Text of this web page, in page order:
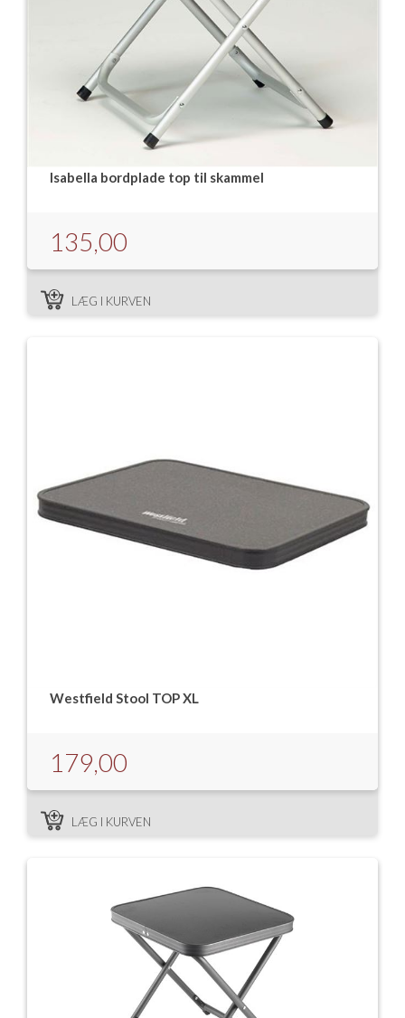
Isabella bordplade top til skammel
135,00
LÆG I KURVEN
Westfield Stool TOP XL
179,00
LÆG I KURVEN